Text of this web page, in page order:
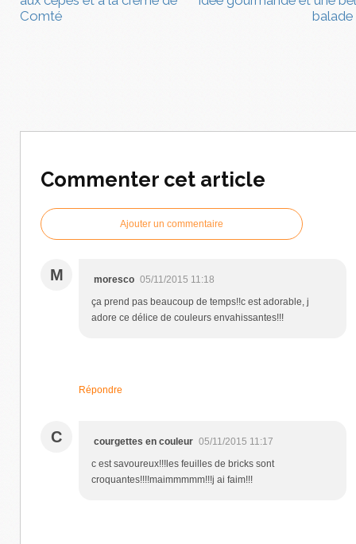
Comté
balade
Commenter cet article
Ajouter un commentaire
M moresco 05/11/2015 11:18
ça prend pas beaucoup de temps!!c est adorable, j
adore ce délice de couleurs envahissantes!!!
Répondre
C courgettes en couleur 05/11/2015 11:17
c est savoureux!!!les feuilles de bricks sont
croquantes!!!!maimmmmm!!!j ai faim!!!